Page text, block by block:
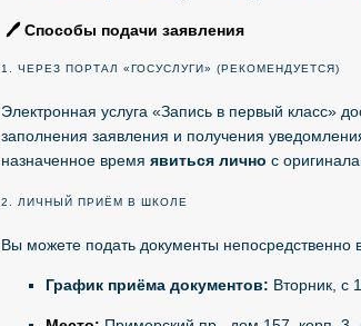
🖊️ Способы подачи заявления
1. ЧЕРЕЗ ПОРТАЛ «ГОСУСЛУГИ» (РЕКОМЕНДУЕТСЯ)
Электронная услуга «Запись в первый класс»
заполнения заявления и получения
назначенное время явиться лично с
2. ЛИЧНЫЙ ПРИЁМ В ШКОЛЕ
Вы можете подать документы
График приёма документов: Вторник, с